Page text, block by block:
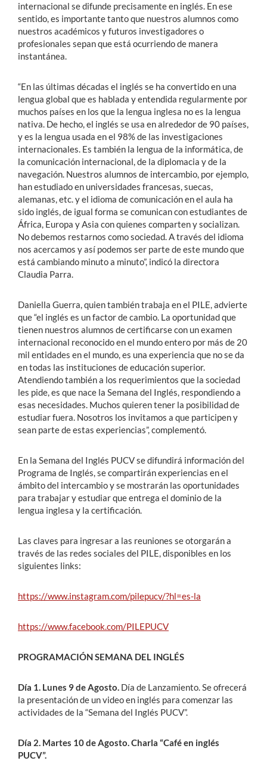
internacional se difunde precisamente en inglés. En ese
sentido, es importante tanto que nuestros alumnos como
nuestros académicos y futuros investigadores o
profesionales sepan que está ocurriendo de manera
instantánea.
“En las últimas décadas el inglés se ha convertido en una
lengua global que es hablada y entendida regularmente por
muchos países en los que la lengua inglesa no es la lengua
nativa. De hecho, el inglés se usa en alrededor de 90 países,
y es la lengua usada en el 98% de las investigaciones
internacionales. Es también la lengua de la informática, de
la comunicación internacional, de la diplomacia y de la
navegación. Nuestros alumnos de intercambio, por ejemplo,
han estudiado en universidades francesas, suecas,
alemanas, etc. y el idioma de comunicación en el aula ha
sido inglés, de igual forma se comunican con estudiantes de
África, Europa y Asia con quienes comparten y socializan.
No debemos restarnos como sociedad. A través del idioma
nos acercamos y así podemos ser parte de este mundo que
está cambiando minuto a minuto”, indicó la directora
Claudia Parra.
Daniella Guerra, quien también trabaja en el PILE, advierte
que “el inglés es un factor de cambio. La oportunidad que
tienen nuestros alumnos de certificarse con un examen
internacional reconocido en el mundo entero por más de 20
mil entidades en el mundo, es una experiencia que no se da
en todas las instituciones de educación superior.
Atendiendo también a los requerimientos que la sociedad
les pide, es que nace la Semana del Inglés, respondiendo a
esas necesidades. Muchos quieren tener la posibilidad de
estudiar fuera. Nosotros los invitamos a que participen y
sean parte de estas experiencias”, complementó.
En la Semana del Inglés PUCV se difundirá información del
Programa de Inglés, se compartirán experiencias en el
ámbito del intercambio y se mostrarán las oportunidades
para trabajar y estudiar que entrega el dominio de la
lengua inglesa y la certificación.
Las claves para ingresar a las reuniones se otorgarán a
través de las redes sociales del PILE, disponibles en los
siguientes links:
https://www.instagram.com/pilepucv/?hl=es-la
https://www.facebook.com/PILEPUCV
PROGRAMACIÓN SEMANA DEL INGLÉS
Día 1. Lunes 9 de Agosto. Día de Lanzamiento. Se ofrecerá
la presentación de un video en inglés para comenzar las
actividades de la “Semana del Inglés PUCV”.
Día 2. Martes 10 de Agosto.Charla “Café en inglés
PUCV”.